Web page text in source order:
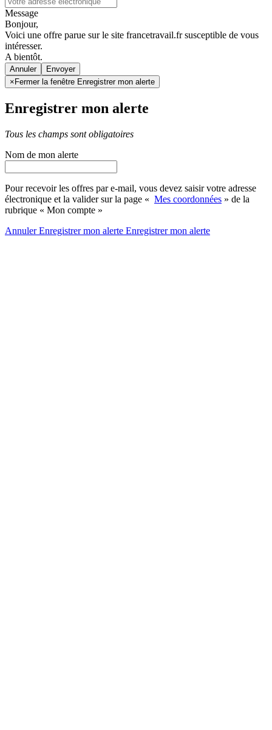
Message
Bonjour,
Voici une offre parue sur le site francetravail.fr susceptible de vous
intéresser.
A bientôt.
Annuler
× Fermer la fenêtre Enregistrer mon alerte
Enregistrer mon alerte
Tous les champs sont obligatoires
Nom de mon alerte
Pour recevoir les offres par e-mail, vous devez saisir votre adresse
électronique et la valider sur la page « Mes coordonnées » de la
rubrique « Mon compte »
AnnulerEnregistrer mon alerte Enregistrermon alerte